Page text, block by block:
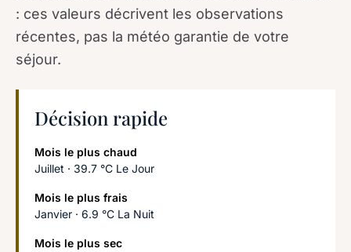
: ces valeurs décrivent les observations
récentes, pas la météo garantie de votre
séjour.
Décision rapide
Mois le plus chaud
Juillet · 39.7 °C Le Jour
Mois le plus frais
Janvier · 6.9 °C La Nuit
Mois le plus sec